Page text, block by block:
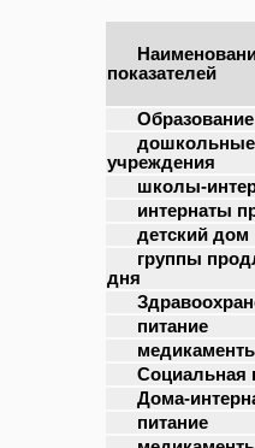
показателей
дошкольные
учреждения
школы-
интернаты
детский дом
группы
дня
питание
Социальная
Дома-
питание